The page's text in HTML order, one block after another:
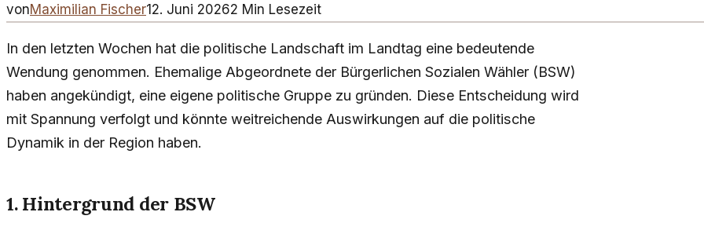
vonMaximilian Fischer12. Juni 20262 Min Lesezeit
In den letzten Wochen hat die politische Landschaft im Landtag eine bedeutende
Wendung genommen. Ehemalige Abgeordnete der Bürgerlichen Sozialen Wähler (BSW)
haben angekündigt, eine eigene politische Gruppe zu gründen. Diese Entscheidung wird
mit Spannung verfolgt und könnte weitreichende Auswirkungen auf die politische
Dynamik in der Region haben.
1. Hintergrund der BSW